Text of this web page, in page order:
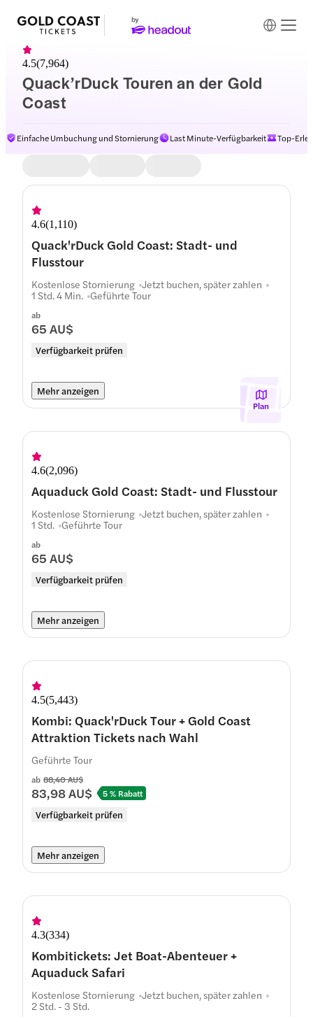
Quack’rDuck Touren an der Gold
Coast
4.5(7,964)
Einfache Umbuchung und Stornierung Last Minute-Verfügbarkeit Top-
4.6(1,110)
Quack'rDuck Gold Coast: Stadt- und
Flusstour
ab
65 AU$
Verfügbarkeit prüfen
Kostenlose Stornierung Jetzt buchen, später zahlen
1 Std. 4 Min. Geführte Tour
Mehr anzeigen
Plan
4.6(2,096)
Aquaduck Gold Coast: Stadt- und Flusstour
ab
65 AU$
Verfügbarkeit prüfen
Kostenlose Stornierung Jetzt buchen, später zahlen
1 Std. Geführte Tour
Mehr anzeigen
4.5(5,443)
Kombi: Quack'rDuck Tour + Gold Coast
Attraktion Tickets nach Wahl
ab 88,40 AU$
83,98 AU$ 5 % Rabatt
Verfügbarkeit prüfen
Geführte Tour
Mehr anzeigen
4.3(334)
Kombitickets: Jet Boat-Abenteuer +
Aquaduck Safari
Kostenlose Stornierung Jetzt buchen, später zahlen
2 Std. - 3 Std.